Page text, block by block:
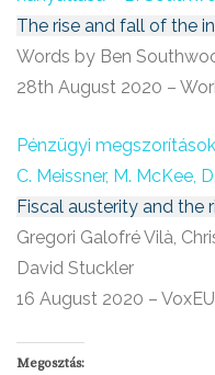
The rise and fall of the
Words by Ben
28th August 2020 –
Pénzügyi
C. Meissner, M. McKee,
Fiscal austerity and the
Gregori Galofré Vilà,
David Stuckler
16 August 2020 –
Megosztás: